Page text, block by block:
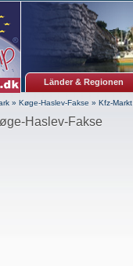
Länder & Regionen
» Køge-Haslev-Fakse » Kfz-Markt
Haslev-Fakse